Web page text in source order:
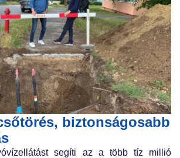
biztonságosabb
segíti az a több tíz millió